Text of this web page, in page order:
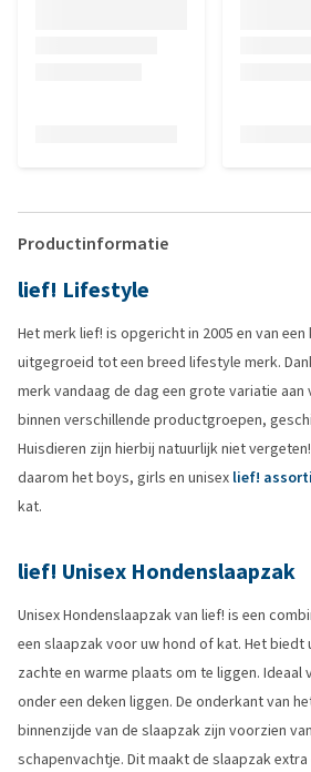
Productinformatie
lief! Lifestyle
Het merk lief! is opgericht in 2005 en van
uitgegroeid tot een breed lifestyle merk.
merk vandaag de dag een grote variatie aan
binnen verschillende productgroepen,
Huisdieren zijn hierbij natuurlijk niet
daarom het boys, girls en unisex lief!
kat.
lief! Unisex Hondenslaapzak
Unisex Hondenslaapzak van lief! is een
een slaapzak voor uw hond of kat. Het biedt
zachte en warme plaats om te liggen. Ideaal
onder een deken liggen. De onderkant van
binnenzijde van de slaapzak zijn voorzien
schapenvachtje. Dit maakt de slaapzak